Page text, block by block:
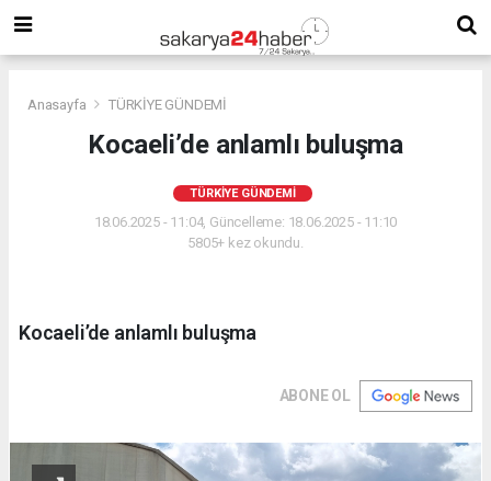
Anasayfa TÜRKİYE GÜNDEMİ
Kocaeli’de anlamlı buluşma
TÜRKİYE GÜNDEMİ
18.06.2025 - 11:04, Güncelleme: 18.06.2025 - 11:10
5805+ kez okundu.
Kocaeli’de anlamlı buluşma
ABONE OL